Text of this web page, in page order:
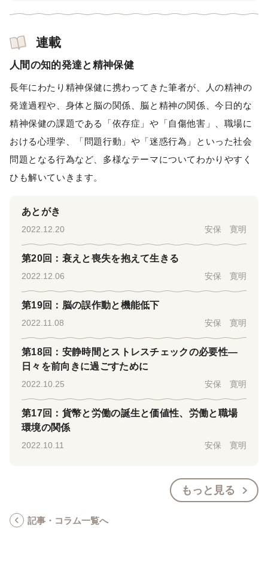
連載
人間の知的発達と精神保健
長年にわたり精神保健に携わってきた筆者が、人の精神の
発達過程や、身体と脳の関係、脳と精神の関係、今日的な
精神保健の課題である「依存症」や「自傷他害」、職場に
おける心理学、「問題行動」や「迷惑行為」といった社会
問題となる行為など、多様なテーマについてわかりやすく
ひも解いていきます。
あとがき
2022.12.20 安保 寛明
第20回：衰えと喪失を抱えて生きる
2022.12.06 安保 寛明
第19回：脳の誤作動と機能低下
2022.11.08 安保 寛明
第18回：安静時間とストレスチェックの必要性―
日々を前向きに過ごすために
2022.10.25 安保 寛明
第17回：貨幣と労働の誕生と価値性、労働と職場
環境の関係
2022.10.11 安保 寛明
もっと見る
記事・コラム一覧へ